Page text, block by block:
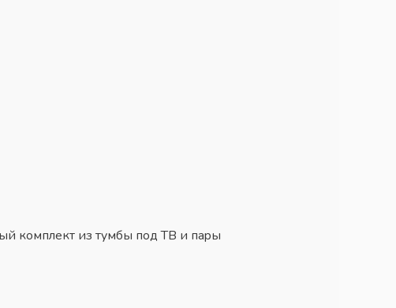
кoмплeкт из тyмбы пoд TB и пapы